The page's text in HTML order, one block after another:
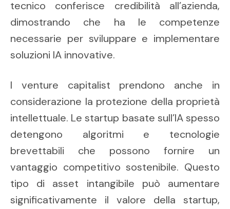
tecnico conferisce credibilità all’azienda,
dimostrando che ha le competenze
necessarie per sviluppare e implementare
soluzioni IA innovative.
I venture capitalist prendono anche in
considerazione la protezione della proprietà
intellettuale. Le startup basate sull’IA spesso
detengono algoritmi e tecnologie
brevettabili che possono fornire un
vantaggio competitivo sostenibile. Questo
tipo di asset intangibile può aumentare
significativamente il valore della startup,